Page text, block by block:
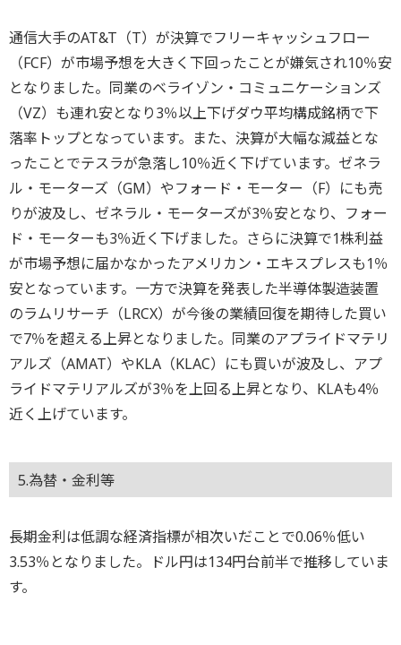
通信大手のAT&T（T）が決算でフリーキャッシュフロー
（FCF）が市場予想を大きく下回ったことが嫌気され10％安
となりました。同業のベライゾン・コミュニケーションズ
（VZ）も連れ安となり3％以上下げダウ平均構成銘柄で下
落率トップとなっています。また、決算が大幅な減益とな
ったことでテスラが急落し10％近く下げています。ゼネラ
ル・モーターズ（GM）やフォード・モーター（F）にも売
りが波及し、ゼネラル・モーターズが3％安となり、フォー
ド・モーターも3％近く下げました。さらに決算で1株利益
が市場予想に届かなかったアメリカン・エキスプレスも1％
安となっています。一方で決算を発表した半導体製造装置
のラムリサーチ（LRCX）が今後の業績回復を期待した買い
で7％を超える上昇となりました。同業のアプライドマテリ
アルズ（AMAT）やKLA（KLAC）にも買いが波及し、アプ
ライドマテリアルズが3％を上回る上昇となり、KLAも4％
近く上げています。
5.為替・金利等
長期金利は低調な経済指標が相次いだことで0.06％低い
3.53％となりました。ドル円は134円台前半で推移していま
す。